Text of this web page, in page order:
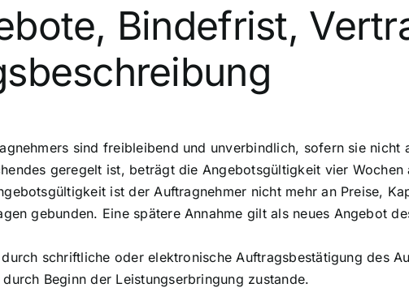
Bindefrist,
sind freibleibend und unverbindlich, sofern sie
geregelt ist, beträgt die Angebotsgültigkeit vier Wochen
ist der Auftragnehmer nicht mehr an Preise,
gebunden. Eine spätere Annahme gilt als neues Angebot
schriftliche oder elektronische Auftragsbestätigung des
Beginn der Leistungserbringung zustande.